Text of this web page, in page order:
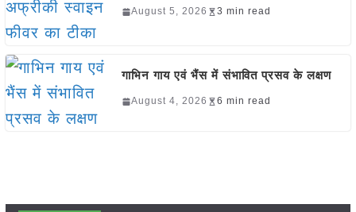
August 5, 2026 3 min read
गाभिन गाय एवं भैंस में संभावित प्रसव के लक्षण
August 4, 2026 6 min read